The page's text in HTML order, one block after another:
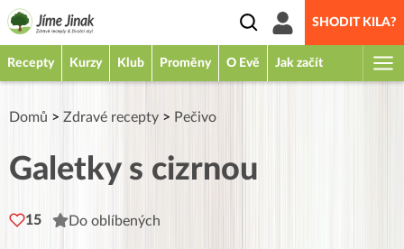
SHODIT KILA?
Recepty Kurzy Klub Proměny O Evě Jak začít
Domů > Zdravé recepty > Pečivo
Galetky s cizrnou
15 Do oblíbených